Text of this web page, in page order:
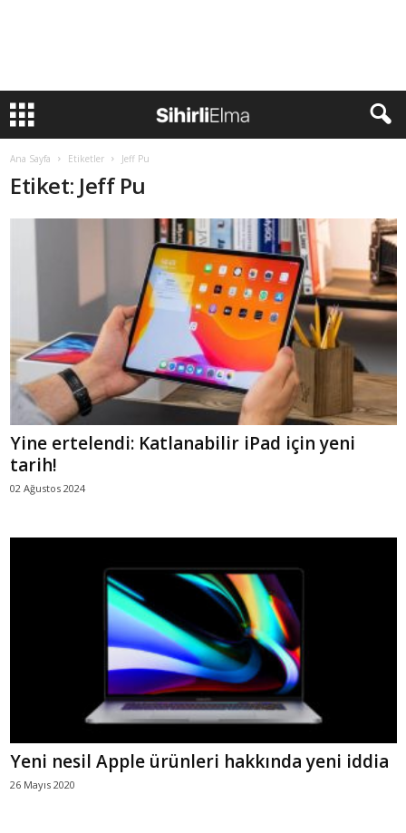
Ana Sayfa Etiketler Jeff Pu
Etiket: Jeff Pu
Yine ertelendi: Katlanabilir iPad için yeni
tarih!
02 Ağustos 2024
Yeni nesil Apple ürünleri hakkında yeni iddia
26 Mayıs 2020